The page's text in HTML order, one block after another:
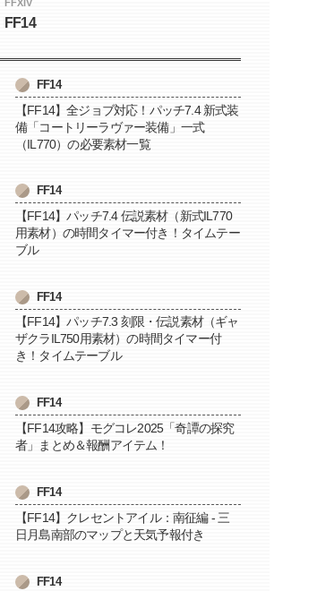
FFXIV
FF14
FF14
【FF14】全ジョブ対応！パッチ7.4 新式装
備「コートリーラヴァー装備」一式
（IL770）の必要素材一覧
FF14
【FF14】パッチ7.4 伝説素材（新式IL770
用素材）の時間タイマー付き！タイムテー
ブル
FF14
【FF14】パッチ7.3 刻限・伝説素材（ギャ
ザクラIL750用素材）の時間タイマー付
き！タイムテーブル
FF14
【FF14攻略】モグコレ2025「奇譚の探究
者」まとめ＆報酬アイテム！
FF14
【FF14】クレセントアイル：南征編 - 三
日月島南部のマップと天気予報付き
FF14